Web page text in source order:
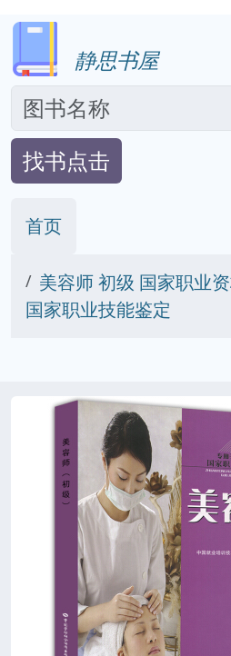
静思书屋
找书点击
首页
美容师 初级 国家职业
国家职业技能鉴定